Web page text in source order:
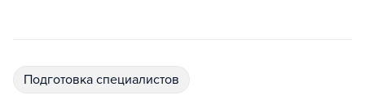
подготовка специалистов